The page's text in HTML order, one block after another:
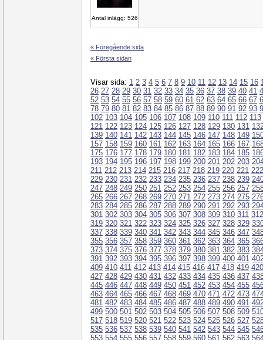
Antal inlägg: 526
« Föregående sida
« Första sidan
Visar sida: 1 2 3 4 5 6 7 8 9 10 11 12 13 14 15 16
26 27 28 29 30 31 32 33 34 35 36 37 38 39 40 41
52 53 54 55 56 57 58 59 60 61 62 63 64 65 66 67
78 79 80 81 82 83 84 85 86 87 88 89 90 91 92 93
102 103 104 105 106 107 108 109 110 111 112 113
121 122 123 124 125 126 127 128 129 130 131
139 140 141 142 143 144 145 146 147 148 149
157 158 159 160 161 162 163 164 165 166 167
175 176 177 178 179 180 181 182 183 184 185
193 194 195 196 197 198 199 200 201 202 203
211 212 213 214 215 216 217 218 219 220 221 222
229 230 231 232 233 234 235 236 237 238 239
247 248 249 250 251 252 253 254 255 256 257
265 266 267 268 269 270 271 272 273 274 275
283 284 285 286 287 288 289 290 291 292 293
301 302 303 304 305 306 307 308 309 310 311 312
319 320 321 322 323 324 325 326 327 328 329
337 338 339 340 341 342 343 344 345 346 347
355 356 357 358 359 360 361 362 363 364 365
373 374 375 376 377 378 379 380 381 382 383
391 392 393 394 395 396 397 398 399 400 401
409 410 411 412 413 414 415 416 417 418 419 420
427 428 429 430 431 432 433 434 435 436 437
445 446 447 448 449 450 451 452 453 454 455
463 464 465 466 467 468 469 470 471 472 473
481 482 483 484 485 486 487 488 489 490 491
499 500 501 502 503 504 505 506 507 508 509
517 518 519 520 521 522 523 524 525 526 527
535 536 537 538 539 540 541 542 543 544 545
553 554 555 556 557 558 559 560 561 562 563